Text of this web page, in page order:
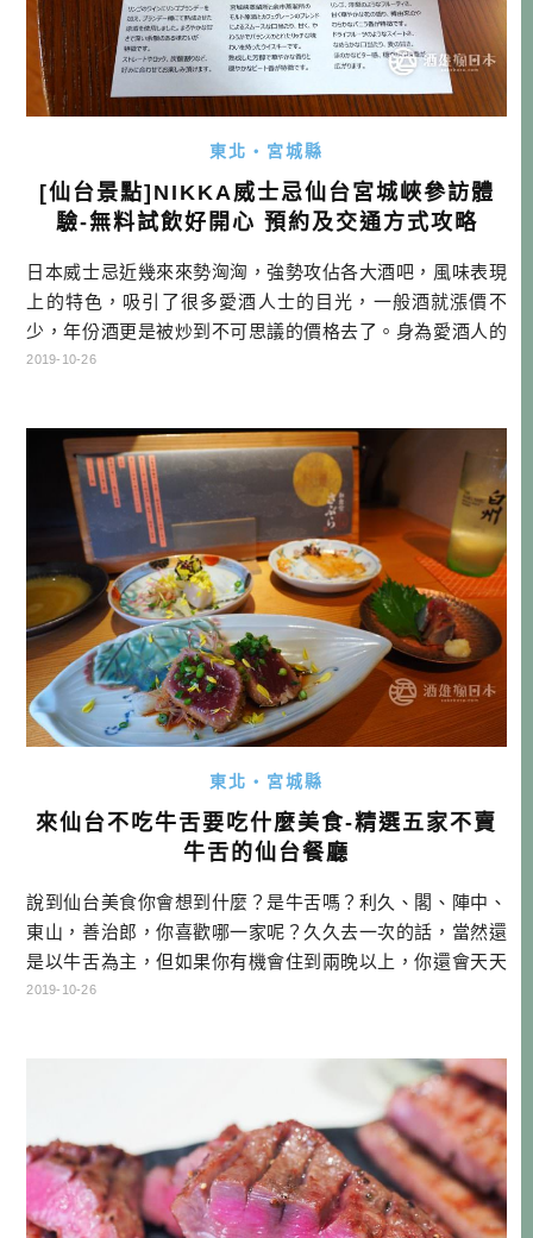
東北・宮城縣
[仙台景點]NIKKA威士忌仙台宮城峽參訪體
驗-無料試飲好開心 預約及交通方式攻略
日本威士忌近幾來來勢洶洶，強勢攻佔各大酒吧，風味表現
上的特色，吸引了很多愛酒人士的目光，一般酒就漲價不
少，年份酒更是被炒到不可思議的價格去了。身為愛酒人的
一員，又是常常訪日的自駕旅人，如果有機會訪問威士忌蒸
北海道占地更大，設備更齊全。有興趣的朋友，可以跟著我
一起探訪究竟吧！ 如何前往東 […]…
2019-10-26
東北・宮城縣
來仙台不吃牛舌要吃什麼美食-精選五家不賣
牛舌的仙台餐廳
說到仙台美食你會想到什麼？是牛舌嗎？利久、閣、陣中、
東山，善治郎，你喜歡哪一家呢？久久去一次的話，當然還
是以牛舌為主，但如果你有機會住到兩晚以上，你還會天天
衝牛舌嗎？本文就是寫給不吃牛舌，或沒辦法天天吃牛舌的
場。選擇台灣虎航，支持國籍航空，對我來說是一件很願意
2019-10-26